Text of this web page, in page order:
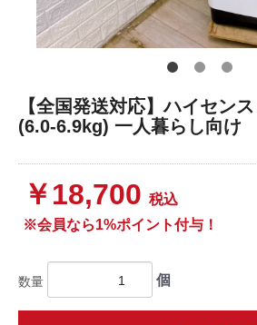
【全国発送対応】ハイセン
(6.0-6.9kg) 一人暮らし向け
￥18,700 税込
※会員なら1%ポイント付与！
数量 個